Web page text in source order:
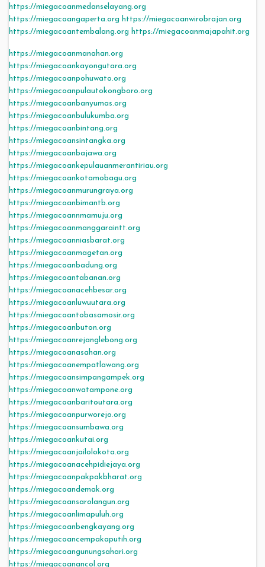
https://miegacoanmedanselayang.org
https://miegacoangaperta.org https://miegacoanwirobrajan.org
https://miegacoantembalang.org https://miegacoanmajapahit.org
https://miegacoanmanahan.org
https://miegacoankayongutara.org
https://miegacoanpohuwato.org
https://miegacoanpulautokongboro.org
https://miegacoanbanyumas.org
https://miegacoanbulukumba.org
https://miegacoanbintang.org
https://miegacoansintangka.org
https://miegacoanbajawa.org
https://miegacoankepulauanmerantiriau.org
https://miegacoankotamobagu.org
https://miegacoanmurungraya.org
https://miegacoanbimantb.org
https://miegacoannmamuju.org
https://miegacoanmanggaraintt.org
https://miegacoanniasbarat.org
https://miegacoanmagetan.org
https://miegacoanbadung.org
https://miegacoantabanan.org
https://miegacoanacehbesar.org
https://miegacoanluwuutara.org
https://miegacoantobasamosir.org
https://miegacoanbuton.org
https://miegacoanrejanglebong.org
https://miegacoanasahan.org
https://miegacoanempatlawang.org
https://miegacoansimpangampek.org
https://miegacoanwatampone.org
https://miegacoanbaritoutara.org
https://miegacoanpurworejo.org
https://miegacoansumbawa.org
https://miegacoankutai.org
https://miegacoanjailolokota.org
https://miegacoanacehpidiejaya.org
https://miegacoanpakpakbharat.org
https://miegacoandemak.org
https://miegacoansarolangun.org
https://miegacoanlimapuluh.org
https://miegacoanbengkayang.org
https://miegacoancempakaputih.org
https://miegacoangunungsahari.org
https://miegacoanancol.org